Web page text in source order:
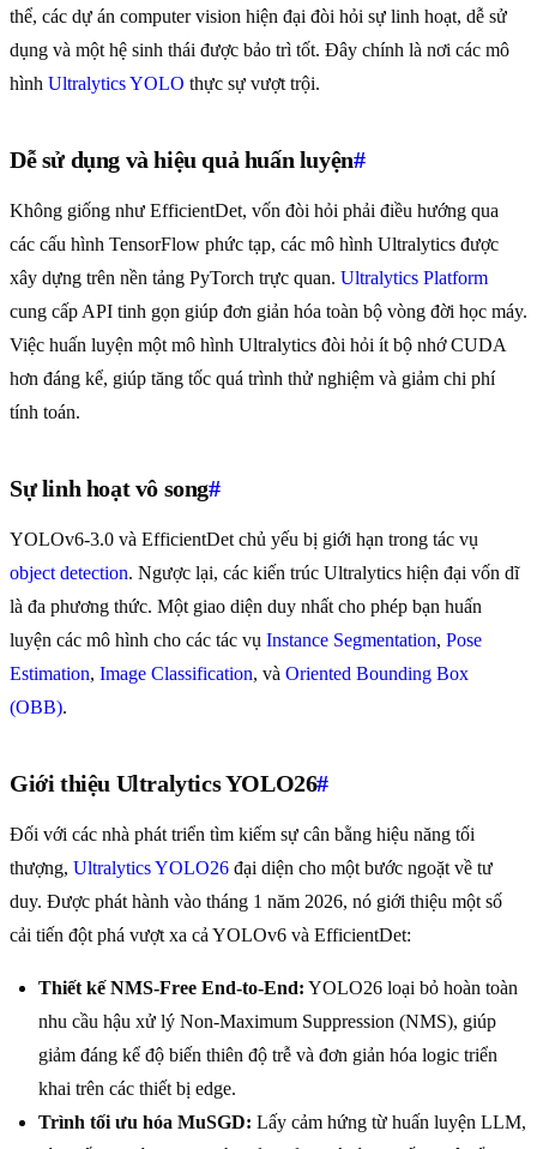
thể, các dự án computer vision hiện đại đòi hỏi sự linh hoạt, dễ sử
dụng và một hệ sinh thái được bảo trì tốt. Đây chính là nơi các mô
hình Ultralytics YOLO thực sự vượt trội.
Dễ sử dụng và hiệu quả huấn luyện#
Không giống như EfficientDet, vốn đòi hỏi phải điều hướng qua
các cấu hình TensorFlow phức tạp, các mô hình Ultralytics được
xây dựng trên nền tảng PyTorch trực quan. Ultralytics Platform
cung cấp API tinh gọn giúp đơn giản hóa toàn bộ vòng đời học máy.
Việc huấn luyện một mô hình Ultralytics đòi hỏi ít bộ nhớ CUDA
hơn đáng kể, giúp tăng tốc quá trình thử nghiệm và giảm chi phí
tính toán.
Sự linh hoạt vô song#
YOLOv6-3.0 và EfficientDet chủ yếu bị giới hạn trong tác vụ
object detection. Ngược lại, các kiến trúc Ultralytics hiện đại vốn dĩ
là đa phương thức. Một giao diện duy nhất cho phép bạn huấn
luyện các mô hình cho các tác vụ Instance Segmentation, Pose
Estimation, Image Classification, và Oriented Bounding Box
(OBB).
Giới thiệu Ultralytics YOLO26#
Đối với các nhà phát triển tìm kiếm sự cân bằng hiệu năng tối
thượng, Ultralytics YOLO26 đại diện cho một bước ngoặt về tư
duy. Được phát hành vào tháng 1 năm 2026, nó giới thiệu một số
cải tiến đột phá vượt xa cả YOLOv6 và EfficientDet:
Thiết kế NMS-Free End-to-End: YOLO26 loại bỏ hoàn toàn
nhu cầu hậu xử lý Non-Maximum Suppression (NMS), giúp
giảm đáng kể độ biến thiên độ trễ và đơn giản hóa logic triển
khai trên các thiết bị edge.
Trình tối ưu hóa MuSGD: Lấy cảm hứng từ huấn luyện LLM,